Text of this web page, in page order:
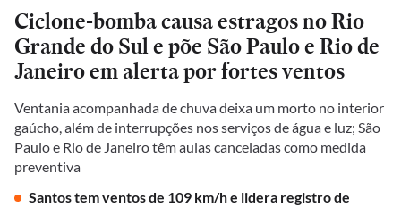
Ciclone-bomba causa estragos no Rio
Grande do Sul e põe São Paulo e Rio de
Janeiro em alerta por fortes ventos
Ventania acompanhada de chuva deixa um morto no interior
gaúcho, além de interrupções nos serviços de água e luz; São
Paulo e Rio de Janeiro têm aulas canceladas como medida
preventiva
Santos tem ventos de 109 km/h e lidera registro de